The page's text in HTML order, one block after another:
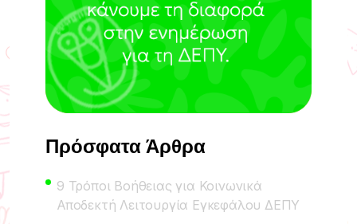
Πρόσφατα Άρθρα
9 Τρόποι Βοήθειας για Κοινωνικά
Αποδεκτή Λειτουργία Εγκεφάλου ΔΕΠΥ